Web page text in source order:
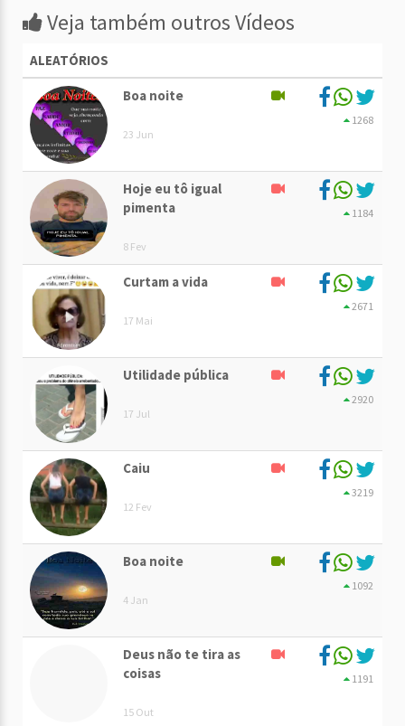
Veja também outros Vídeos
ALEATÓRIOS
Boa noite
23 Jun
1268
Hoje eu tô igual
pimenta
8 Fev
1184
Curtam a vida
17 Mai
2671
Utilidade pública
17 Jul
2920
Caiu
12 Fev
3219
Boa noite
4 Jan
1092
Deus não te tira as
coisas
15 Out
1191